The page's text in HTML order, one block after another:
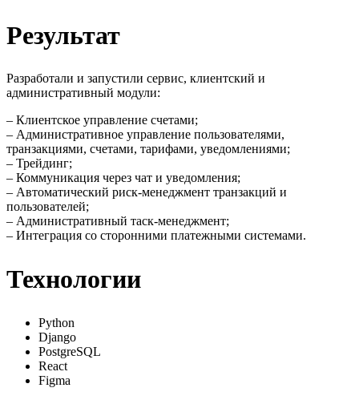
Результат
Разработали и запустили сервис, клиентский и
административный модули:
– Клиентское управление счетами;
– Административное управление пользователями,
транзакциями, счетами, тарифами, уведомлениями;
– Трейдинг;
– Коммуникация через чат и уведомления;
– Автоматический риск-менеджмент транзакций и
пользователей;
– Административный таск-менеджмент;
– Интеграция со сторонними платежными системами.
Технологии
Python
Django
PostgreSQL
React
Figma